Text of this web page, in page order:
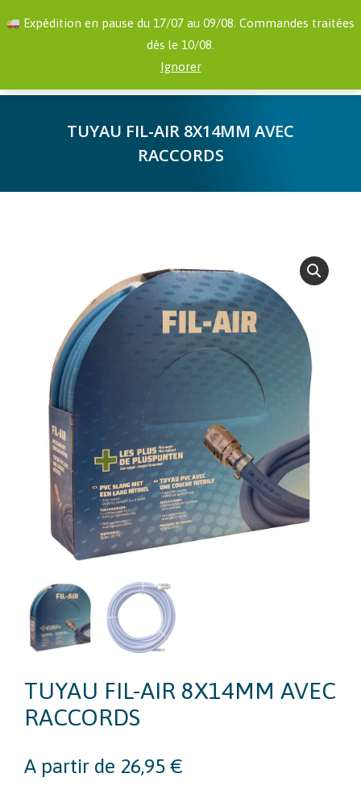
Expédition en pause du 17/07 au 09/08. Commandes traitées
dès le 10/08.
Ignorer
window
opens
window
:
TUYAU FIL-AIR 8X14MM AVEC
RACCORDS
TUYAU FIL-AIR 8X14MM AVEC
RACCORDS
A partir de 26,95 €